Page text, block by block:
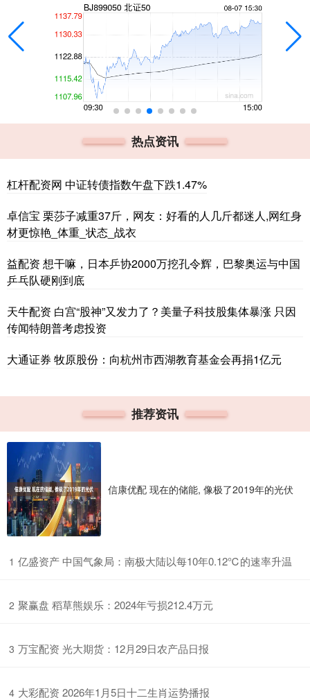
热点资讯
杠杆配资网 中证转债指数午盘下跌1.47%
卓信宝 栗莎子减重37斤，网友：好看的人几斤都迷人,网红身
材更惊艳_体重_状态_战衣
益配资 想干嘛，日本乒协2000万挖孔令辉，巴黎奥运与中国
乒乓队硬刚到底
天牛配资 白宫“股神”又发力了？美量子科技股集体暴涨 只因
传闻特朗普考虑投资
大通证券 牧原股份：向杭州市西湖教育基金会再捐1亿元
推荐资讯
信康优配 现在的储能, 像极了2019年的光伏
1 ​亿盛资产 中国气象局：南极大陆以每10年0.12℃的速率升温
2 ​聚赢盘 稻草熊娱乐：2024年亏损212.4万元
3 ​万宝配资 光大期货：12月29日农产品日报
4 ​大彩配资 2026年1月5日十二生肖运势播报